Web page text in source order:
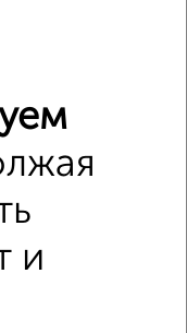
11 960 000
389
и